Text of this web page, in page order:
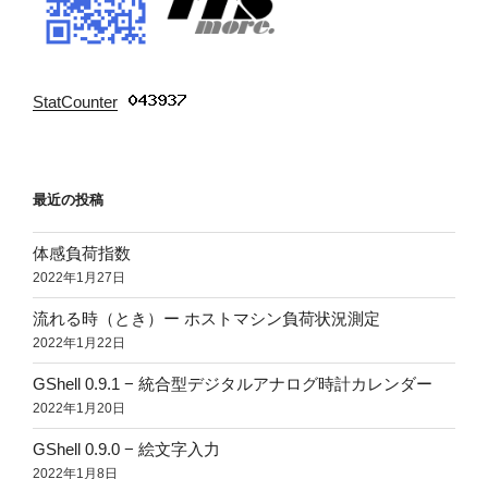
StatCounter
最近の投稿
体感負荷指数
2022年1月27日
流れる時（とき）ー ホストマシン負荷状況測定
2022年1月22日
GShell 0.9.1 − 統合型デジタルアナログ時計カレンダー
2022年1月20日
GShell 0.9.0 − 絵文字入力
2022年1月8日